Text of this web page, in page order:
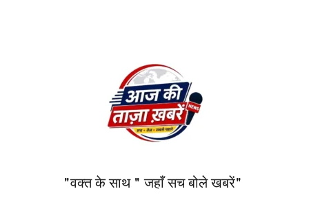
"वक्त के साथ " जहाँ सच बोले खबरें"